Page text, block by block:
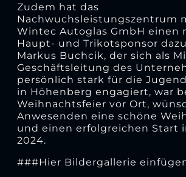
Zudem hat das
Nachwuchsleistungszentrum
Wintec Autoglas GmbH einen
Haupt- und Trikotsponsor
Markus Buchcik, der sich als
Geschäftsleitung des
persönlich stark für die
in Höhenberg engagiert, war
Weihnachtsfeier vor Ort,
Anwesenden eine schöne
und einen erfolgreichen Start
2024.
###Hier Bildergallerie